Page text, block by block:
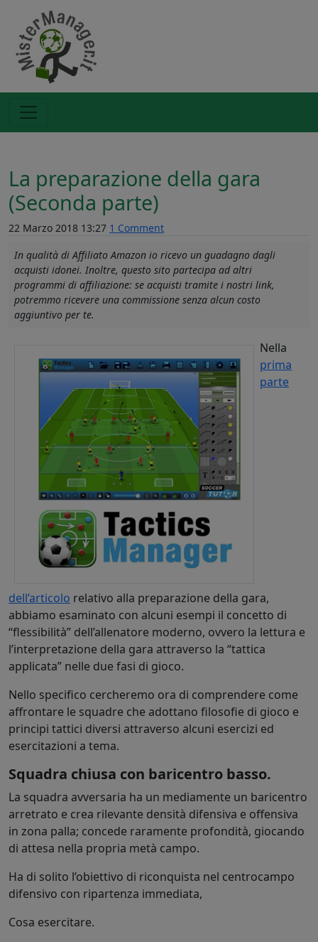
La preparazione della gara
(Seconda parte)
22 Marzo 2018 13:27 1 Comment
In qualità di Affiliato Amazon io ricevo un guadagno dagli
acquisti idonei. Inoltre, questo sito partecipa ad altri
programmi di affiliazione: se acquisti tramite i nostri link,
potremmo ricevere una commissione senza alcun costo
aggiuntivo per te.
Nella
prima
parte
dell’articolo relativo alla preparazione della gara,
abbiamo esaminato con alcuni esempi il concetto di
“flessibilità” dell’allenatore moderno, ovvero la lettura e
l’interpretazione della gara attraverso la “tattica
applicata” nelle due fasi di gioco.
Nello specifico cercheremo ora di comprendere come
affrontare le squadre che adottano filosofie di gioco e
principi tattici diversi attraverso alcuni esercizi ed
esercitazioni a tema.
Squadra chiusa con baricentro basso.
La squadra avversaria ha un mediamente un baricentro
arretrato e crea rilevante densità difensiva e offensiva
in zona palla; concede raramente profondità, giocando
di attesa nella propria metà campo.
Ha di solito l’obiettivo di riconquista nel centrocampo
difensivo con ripartenza immediata,
Cosa esercitare.